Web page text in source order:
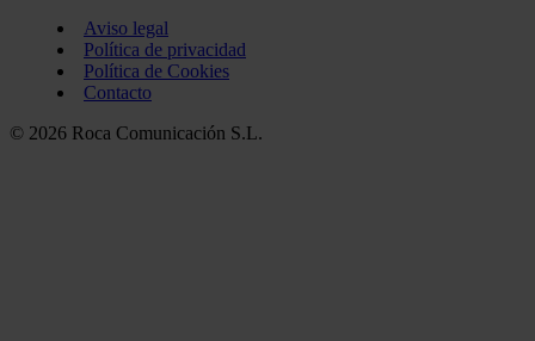
Aviso legal
Política de privacidad
Política de Cookies
Contacto
© 2026 Roca Comunicación S.L.